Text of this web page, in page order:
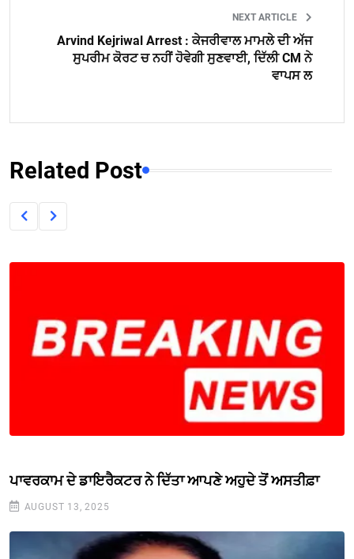
NEXT ARTICLE
Arvind Kejriwal Arrest : ਕੇਜਰੀਵਾਲ ਮਾਮਲੇ ਦੀ ਅੱਜ
ਸੁਪਰੀਮ ਕੋਰਟ ਚ ਨਹੀਂ ਹੋਵੇਗੀ ਸੁਣਵਾਈ, ਦਿੱਲੀ CM ਨੇ
ਵਾਪਸ ਲ
Related Post
ਪਾਵਰਕਾਮ ਦੇ ਡਾਇਰੈਕਟਰ ਨੇ ਦਿੱਤਾ ਆਪਣੇ ਅਹੁਦੇ ਤੋਂ ਅਸਤੀਫ਼ਾ
AUGUST 13, 2025